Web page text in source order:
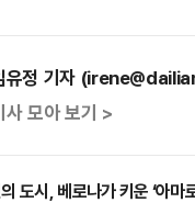
유정 기자
사 모아 보기 >
도시, 베로나가 키운 ‘아마